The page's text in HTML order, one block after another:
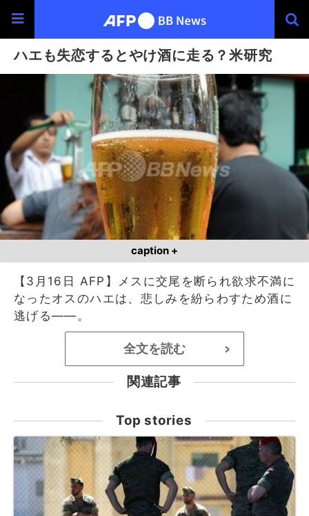
ハエも失恋するとやけ酒に走る？米研究
caption +
【3月16日 AFP】メスに交尾を断られ欲求不満に
なったオスのハエは、悲しみを紛らわすため酒に
逃げる――。
全文を読む >
関連記事
Top stories